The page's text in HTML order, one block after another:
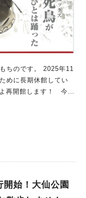
。 2025年11
めに長期休館してい
15分（入館は午後4時
館） 観覧料：一般 200
開始！大仙公園